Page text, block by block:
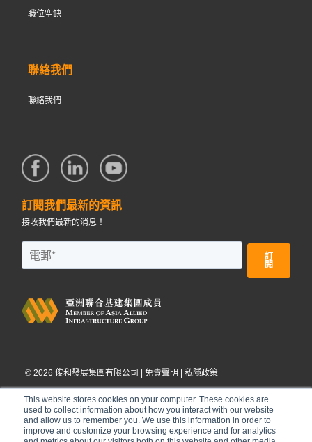
This website stores cookies on your computer. These cookies are
used to collect information about how you interact with our website
and allow us to remember you. We use this information in order to
improve and customize your browsing experience and for analytics
職位空缺
聯絡我們
聯絡我們
訂閱我們最新的資訊
接收我們最新的消息！
© 2026 俊和發展集團有限公司 | 免責聲明 私隱政策